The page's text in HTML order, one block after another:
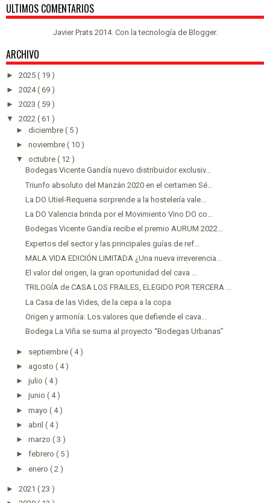
ULTIMOS COMENTARIOS
Javier Prats 2014. Con la tecnología de Blogger.
ARCHIVO
► 2025 ( 19 )
► 2024( 69 )
► 2023 ( 59 )
▼ 2022 ( 61 )
► diciembre ( 5 )
► noviembre ( 10 )
▼ octubre ( 12 )
Bodegas Vicente Gandía nuevo distribuidor exclusiv...
Triunfo absoluto del Manzán 2020 en el certamen Sé...
La DO Utiel-Requena sorprende a la hostelería vale...
La DO Valencia brinda por el Movimiento Vino DO co...
Bodegas Vicente Gandía recibe el premio AURUM 2022...
Expertos del sector y las principales guías de ref...
MALA VIDA EDICIÓN LIMITADA ¿Una nueva irreverencia...
El valor del origen, la gran oportunidad del cava ...
TRILOGÍA de CASA LOS FRAILES, ELEGIDO POR TERCERA ...
La Casa de las Vides, de la cepa a la copa
Origen y armonía: Los valores que defiende el cava...
Bodega La Viña se suma al proyecto “Bodegas Urbanas”
► septiembre ( 4 )
► agosto ( 4 )
► julio ( 4 )
► junio ( 4 )
► mayo ( 4 )
► abril ( 4 )
► marzo ( 3 )
► febrero ( 5 )
► enero ( 2 )
► 2021 ( 23 )